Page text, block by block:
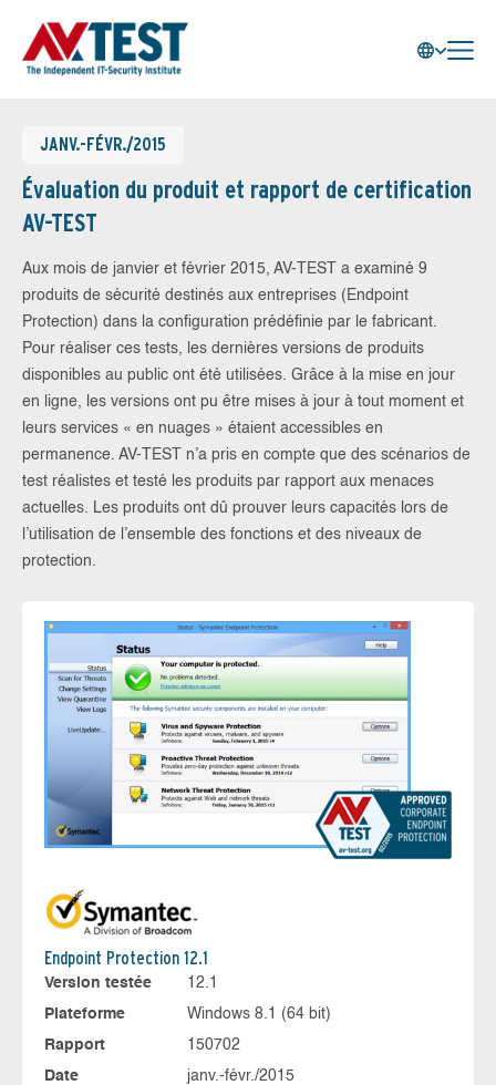
JANV.-FÉVR./2015
Évaluation du produit et rapport de certification
AV-TEST
Aux mois de janvier et février 2015, AV-TEST a examiné 9
produits de sécurité destinés aux entreprises (Endpoint
Protection) dans la configuration prédéfinie par le fabricant.
Pour réaliser ces tests, les dernières versions de produits
disponibles au public ont été utilisées. Grâce à la mise en jour
en ligne, les versions ont pu être mises à jour à tout moment et
leurs services « en nuages » étaient accessibles en
permanence. AV-TEST n’a pris en compte que des scénarios de
test réalistes et testé les produits par rapport aux menaces
actuelles. Les produits ont dû prouver leurs capacités lors de
l’utilisation de l’ensemble des fonctions et des niveaux de
protection.
Endpoint Protection 12.1
Version testée
12.1
Plateforme
Windows 8.1 (64 bit)
Rapport
150702
Date
janv.-févr./2015